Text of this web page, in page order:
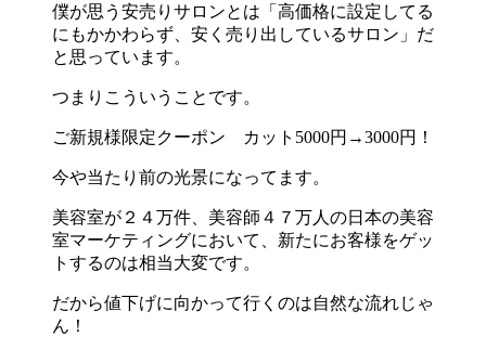
僕が思う安売りサロンとは「高価格に設定してる
にもかかわらず、安く売り出しているサロン」だ
と思っています。
つまりこういうことです。
ご新規様限定クーポン カット5000円→3000円！
今や当たり前の光景になってます。
美容室が２４万件、美容師４７万人の日本の美容
室マーケティングにおいて、新たにお客様をゲッ
トするのは相当大変です。
だから値下げに向かって行くのは自然な流れじゃ
ん！